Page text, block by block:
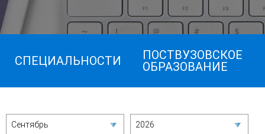
СПЕЦИАЛЬНОСТИ
ПОСТВУЗОВСКОЕ
ОБРАЗОВАНИЕ
Сентябрь 2026